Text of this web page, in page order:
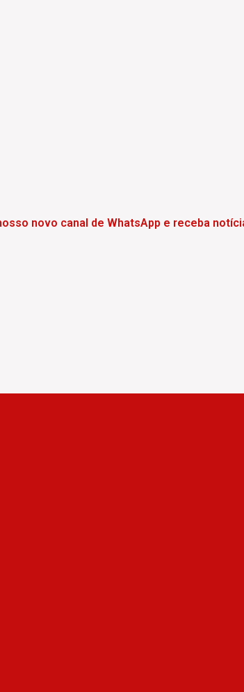
novo canal de WhatsApp e receba